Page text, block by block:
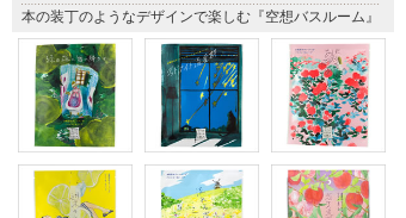
本の装丁のようなデザインで楽しむ『空想バスルーム』